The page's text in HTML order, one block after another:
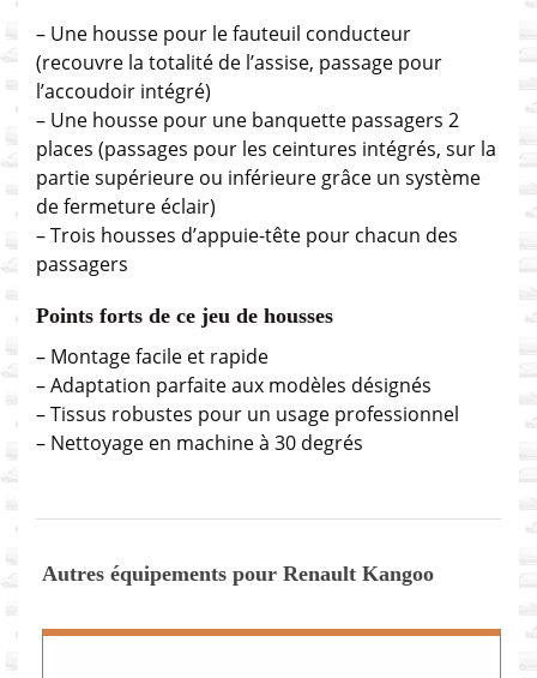
– Une housse pour le fauteuil conducteur
(recouvre la totalité de l’assise, passage pour
l’accoudoir intégré)
– Une housse pour une banquette passagers 2
places (passages pour les ceintures intégrés, sur la
partie supérieure ou inférieure grâce un système
de fermeture éclair)
– Trois housses d’appuie-tête pour chacun des
passagers
Points forts de ce jeu de housses
– Montage facile et rapide
– Adaptation parfaite aux modèles désignés
– Tissus robustes pour un usage professionnel
– Nettoyage en machine à 30 degrés
Autres équipements pour Renault Kangoo